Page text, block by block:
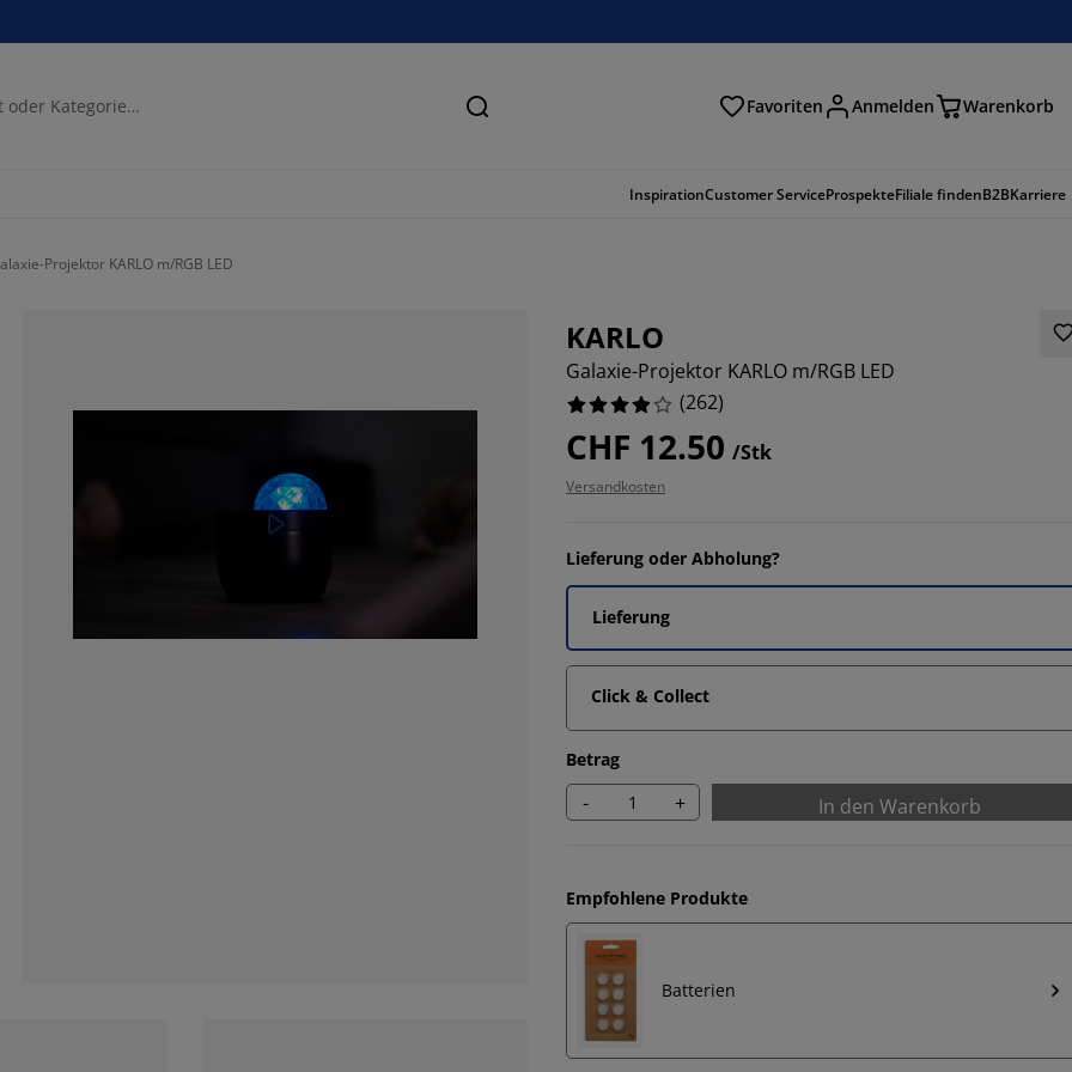
Suchen Favoriten Anmelden Warenkorb
InspirationCustomer ServiceProspekteFiliale findenB2BKarriere
Projektor KARLO m/RGB LED
KARLO
Galaxie-Projektor KARLO m/RGB LED
(262)
CHF 12.50 /Stk
Versandkosten
Lieferung oder Abholung?
Lieferung
Click & Collect
Betrag
- + In den Warenkorb
Empfohlene Produkte
Batterien
53.05343511450382%
11.450381679389313%
12.213740458015266%